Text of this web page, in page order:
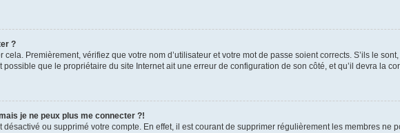
?
Premièrement, vérifiez que votre nom d’utilisateur et votre mot de passe soient corrects. S’ils le
possible que le propriétaire du site Internet ait une erreur de configuration de son côté, et qu’il devra la
je ne peux plus me connecter ?!
désactivé ou supprimé votre compte. En effet, il est courant de supprimer régulièrement les membres